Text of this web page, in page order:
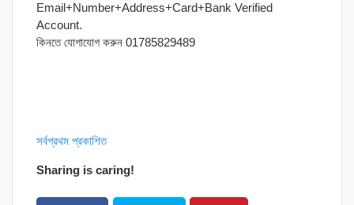
Email+Number+Address+Card+Bank Verified
Account.
কিনতে যোগাযোগ করুন 01785829489
সর্বপ্রথম প্রকাশিত
Sharing is caring!